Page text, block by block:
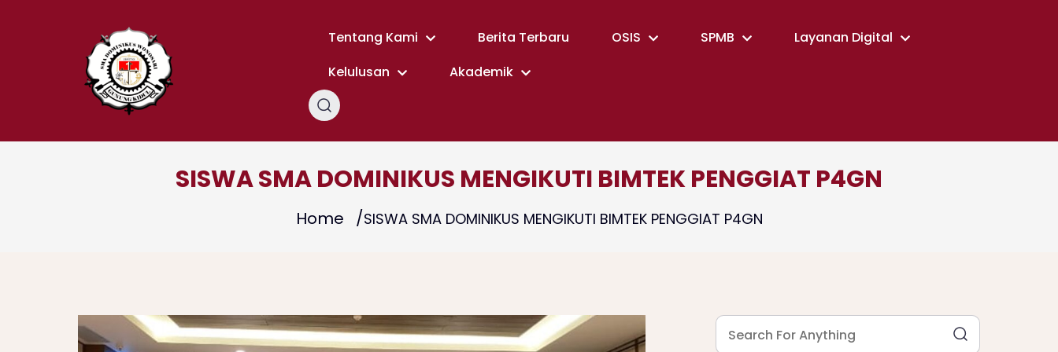
Tentang Kami Berita Terbaru OSIS SPMB
Layanan Digital
Kelulusan
Akademik
SISWA SMA DOMINIKUS MENGIKUTI BIMTEK PENGGIAT P4GN
Home SISWA SMA DOMINIKUS MENGIKUTI BIMTEK PENGGIAT P4GN